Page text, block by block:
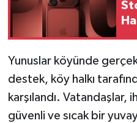
Yunuslar köyünde
destek, köy halkı
karşılandı. Vatandaşlar,
güvenli ve sıcak bir